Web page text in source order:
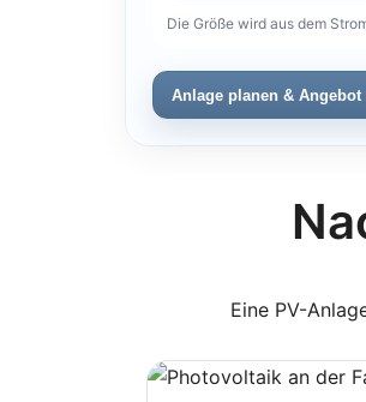
Die Größe wird aus dem
Anlage planen & Angebot
Eine PV-